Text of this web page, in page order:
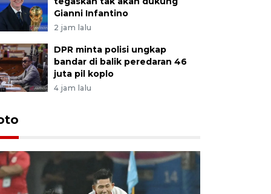
Gianni Infantino
2 jam lalu
DPR minta polisi ungkap
bandar di balik peredaran 46
juta pil koplo
4 jam lalu